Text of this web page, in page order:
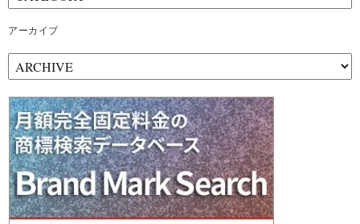
アーカイブ
ー
カ
イ
ブ